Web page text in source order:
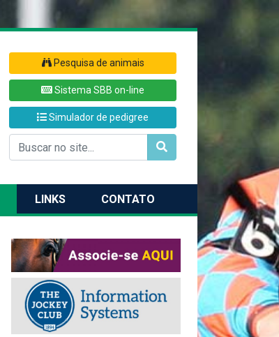
Pesquisa de animais
Sistema SBB on-line
Simulador de pedigree
LINKS CONTATO